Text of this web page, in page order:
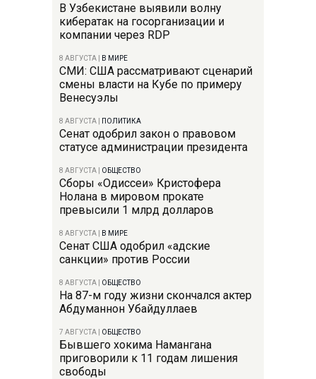
В Узбекистане выявили волну
кибератак на госорганизации и
компании через RDP
8 АВГУСТА В МИРЕ
СМИ: США рассматривают сценарий
смены власти на Кубе по примеру
Венесуэлы
8 АВГУСТА ПОЛИТИКА
Сенат одобрил закон о правовом
статусе администрации президента
8 АВГУСТА ОБЩЕСТВО
Сборы «Одиссеи» Кристофера
Нолана в мировом прокате
превысили 1 млрд долларов
8 АВГУСТА В МИРЕ
Сенат США одобрил «адские
санкции» против России
8 АВГУСТА ОБЩЕСТВО
На 87-м году жизни скончался актер
Абдуманнон Убайдуллаев
7 АВГУСТА ОБЩЕСТВО
Бывшего хокима Намангана
приговорили к 11 годам лишения
свободы